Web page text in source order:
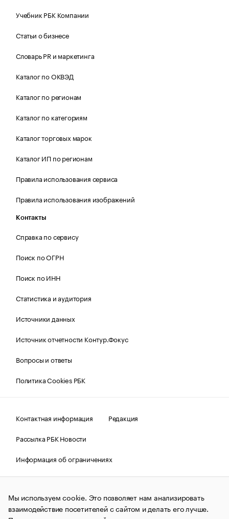
Учебник РБК Компании
Статьи о бизнесе
Словарь PR и маркетинга
Каталог по ОКВЭД
Каталог по регионам
Каталог по категориям
Каталог торговых марок
Каталог ИП по регионам
Правила использования сервиса
Правила использования изображений
Контакты
Справка по сервису
Поиск по ОГРН
Поиск по ИНН
Статистика и аудитория
Источники данных
Источник отчетности Контур.Фокус
Вопросы и ответы
Политика Cookies РБК
Контактная информация
Редакция
Рассылка РБК Новости
Информация об ограничениях
Правовая информация
О соблюдении авторских прав
© АО «РОСБИЗНЕСКОНСАЛТИНГ»,1995–2026.Сообщения
и материалы информационного агентства «РБК»
(зарегистрировано Федеральной службой по надзору в сфере
Мы используем cookie. Это позволяет нам анализировать
взаимодействие посетителей с сайтом и делать его лучше.